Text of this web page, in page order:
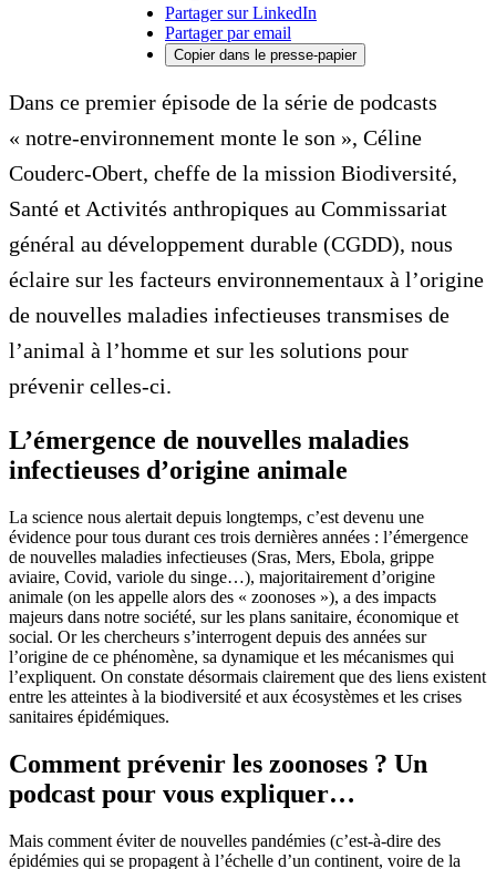
Partager sur LinkedIn
Partager par email
Copier dans le presse-papier
Dans ce premier épisode de la série de podcasts
« notre-environnement monte le son », Céline
Couderc-Obert, cheffe de la mission Biodiversité,
Santé et Activités anthropiques au Commissariat
général au développement durable (CGDD), nous
éclaire sur les facteurs environnementaux à l’origine
de nouvelles maladies infectieuses transmises de
l’animal à l’homme et sur les solutions pour
prévenir celles-ci.
L’émergence de nouvelles maladies
infectieuses d’origine animale
La science nous alertait depuis longtemps, c’est devenu une
évidence pour tous durant ces trois dernières années : l’émergence
de nouvelles maladies infectieuses (Sras, Mers, Ebola, grippe
aviaire, Covid, variole du singe…), majoritairement d’origine
animale (on les appelle alors des « zoonoses »), a des impacts
majeurs dans notre société, sur les plans sanitaire, économique et
social. Or les chercheurs s’interrogent depuis des années sur
l’origine de ce phénomène, sa dynamique et les mécanismes qui
l’expliquent. On constate désormais clairement que des liens existent
entre les atteintes à la biodiversité et aux écosystèmes et les crises
sanitaires épidémiques.
Comment prévenir les zoonoses ? Un
podcast pour vous expliquer…
Mais comment éviter de nouvelles pandémies (c’est-à-dire des
épidémies qui se propagent à l’échelle d’un continent, voire de la